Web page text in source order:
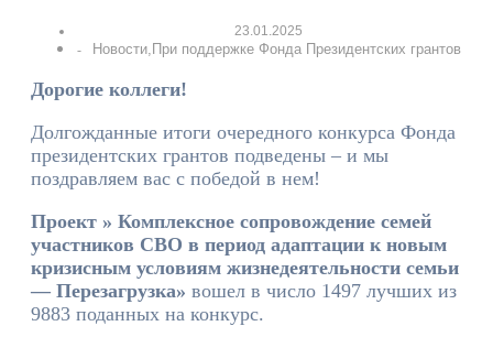
23.01.2025
-
Новости, При поддержке Фонда Президентских грантов
Дорогие коллеги!
Долгожданные итоги очередного конкурса Фонда
президентских грантов подведены – и мы
поздравляем вас с победой в нем!
Проект » Комплексное сопровождение семей
участников СВО в период адаптации к новым
кризисным условиям жизнедеятельности семьи
— Перезагрузка» вошел в число 1497 лучших из
9883 поданных на конкурс.